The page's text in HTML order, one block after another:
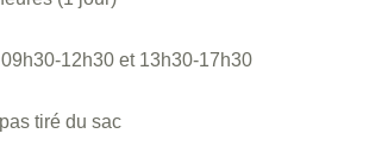
09h30-12h30 et 13h30-17h30
tiré du sac